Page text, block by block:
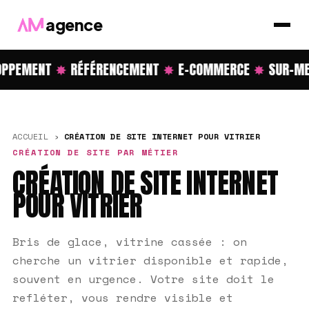
agence
✸RÉFÉRENCEMENT✸E-COMMERCE✸SUR-
ACCUEIL › CRÉATION DE SITE INTERNET POUR VITRIER
CRÉATION DE SITE PAR MÉTIER
CRÉATION DE SITE INTERNET
POUR VITRIER
Bris de glace, vitrine cassée : on
cherche un vitrier disponible et rapide,
souvent en urgence. Votre site doit le
refléter, vous rendre visible et